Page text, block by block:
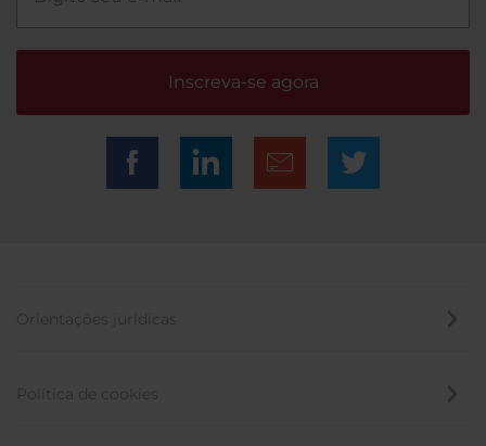
Inscreva-se agora
Orientações jurídicas
Política de cookies